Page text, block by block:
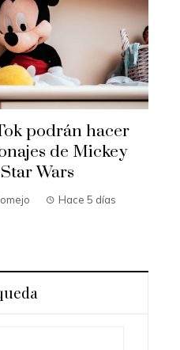
podrán hacer
de Mickey
Wars
Hace 5 días